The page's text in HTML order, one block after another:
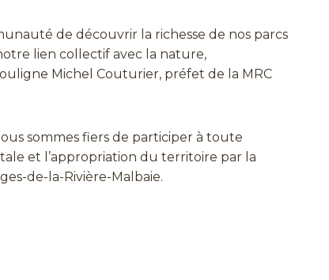
de découvrir la richesse de nos parcs
lien collectif avec la nature,
Michel Couturier, préfet de la MRC
sommes fiers de participer à toute
et l’appropriation du territoire par la
de-la-Rivière-Malbaie.